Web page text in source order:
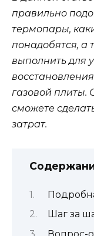
правильно
термопары,
понадобятся, а
выполнить для
газовой плиты.
сможете
затрат.
Шаг за